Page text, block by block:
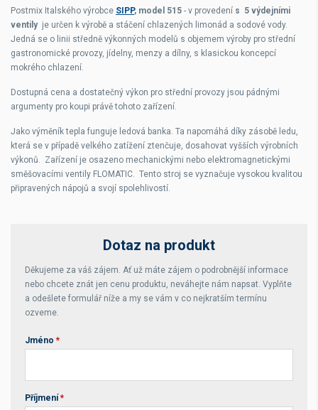
Rozměry s ventily ze strany 516x532x416 mm
Postmix Italského výrobce SIPP, model 515 - v provedení s 5 výdejními
ventilyje určen k výrobě a stáčení chlazených limonád a sodové vody.
Jedná se o linii středně výkonných modelů s objemem výroby pro střední
gastronomické provozy, jídelny, menzy a dílny, s klasickou koncepcí
mokrého chlazení.
Dostupná cena a dostatečný výkon pro střední provozy jsou pádnými
argumenty pro koupi právě tohoto zařízení.
Jako výměník tepla funguje ledová banka. Ta napomáhá díky zásobě ledu,
která se v případě velkého zatížení ztenčuje, dosahovat vyšších výrobních
výkonů. Zařízení je osazeno mechanickými nebo elektromagnetickými
směšovacími ventily FLOMATIC. Tento stroj se vyznačuje vysokou kvalitou
připravených nápojů a svojí spolehlivostí.
Dotaz na produkt
Děkujeme za váš zájem. Ať už máte zájem o podrobnější informace
nebo chcete znát jen cenu produktu, neváhejte nám napsat. Vyplňte
a odešlete formulář níže a my se vám v co nejkratším termínu
ozveme.
Jméno *
Příjmení *